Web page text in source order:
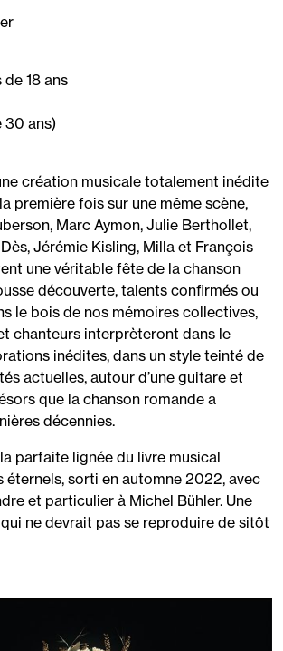
18 ans
30 ans)
création musicale totalement inédite
première fois sur une même scène,
Marc Aymon, Julie Berthollet,
Jérémie Kisling, Milla et François
une véritable fête de la chanson
découverte, talents confirmés ou
le bois de nos mémoires collectives,
chanteurs interprèteront dans le
inédites, dans un style teinté de
actuelles, autour d’une guitare et
que la chanson romande a
décennies.
parfaite lignée du livre musical
éternels, sorti en automne 2022, avec
et particulier à Michel Bühler. Une
ne devrait pas se reproduire de sitôt